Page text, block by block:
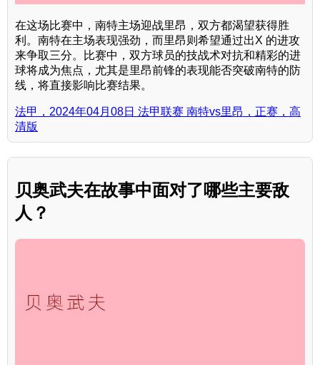
在这场比赛中，南特主场迎战里昂，双方都渴望获得胜
利。南特在主场表现强劲，而里昂则希望通过出X 的进攻
来争取三分。比赛中，双方球员的技战术对抗和精彩的进
球将成为焦点，尤其是里昂前锋的表现能否突破南特的防
线，将直接影响比赛结果。
法甲，2024年04月08日 法甲联赛 南特vs里昂，正赛，高
清版
贝奥武夫在故事中面对了哪些主要敌
人？